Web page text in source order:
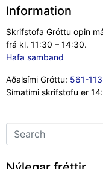
Information
Skrifstofa Gróttu opin
frá kl. 11:30 – 14:30.
Hafa samband
Aðalsími Gróttu: 561-
Símatími skrifstofu er